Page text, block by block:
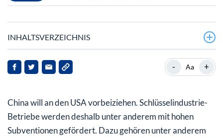
INHALTSVERZEICHNIS
BYD lässt die Herzen technik-affiner Fahrer
höherschlagen
Teurer als Autobauer, aber nicht allzu teuer und deutlich
wachstumsstärker
- Aa +
China will an den USA vorbeiziehen. Schlüsselindustrie-
Betriebe werden deshalb unter anderem mit hohen
Subventionen gefördert. Dazu gehören unter anderem